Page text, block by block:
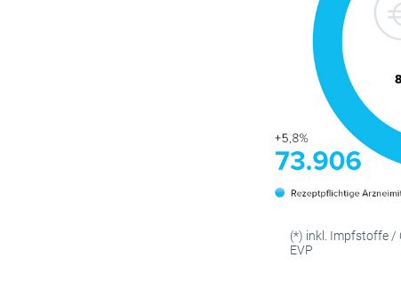
(*) inkl. Impfstoffe /
EVP